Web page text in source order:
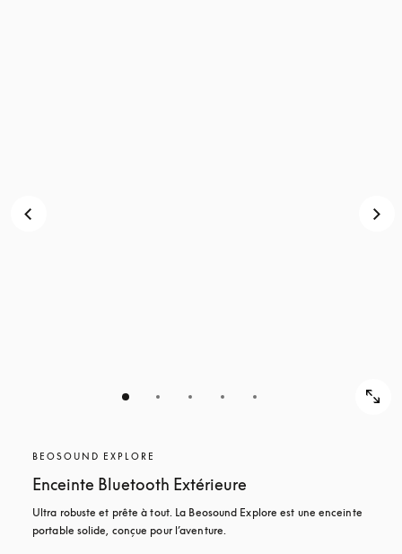
BEOSOUND EXPLORE
Enceinte Bluetooth Extérieure
Ultra robuste et prête à tout. La Beosound Explore est une enceinte
portable solide, conçue pour l’aventure.